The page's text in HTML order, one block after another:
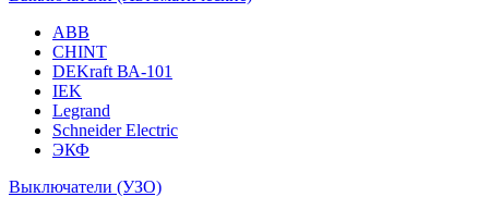
ABB
CHINT
DEKraft ВА-101
IEK
Legrand
Schneider Electric
ЭКФ
Выключатели (УЗО)